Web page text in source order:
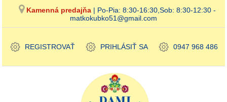
Kamenná predajňa | Po-Pia: 8:30-16:30,Sob: 8:30-12:30 -
matkokubko51@gmail.com
REGISTROVAŤ PRIHLÁSIŤ SA 0947 968 486